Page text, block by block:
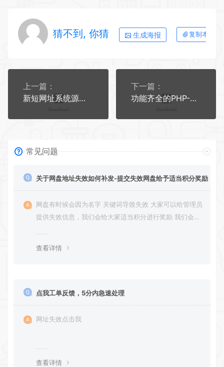
猜不到, 你猜 生成海报 复制本文链
上一篇：
新短网址系统源码 分用户链接
下一篇：
功能齐全的PHP-MD影视CMS系统源码
常见问题
关于网盘地址失效如何补发-提交失效网盘给予适当积分奖励
网盘有时候会因为名字 关键词导致失效 大家可以给管理员
提供失效信息，我们会给大家适当积分进行奖励 我们会第
查看详情
点我工单反馈，5分内急速处理
网址失效点击我
查看详情